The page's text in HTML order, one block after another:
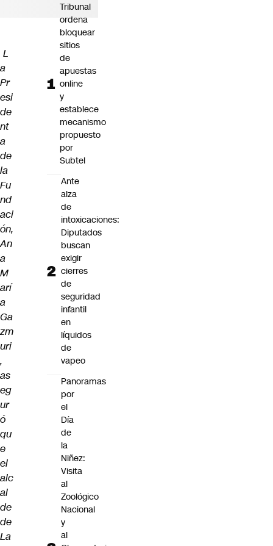
L
a
Pr
esi
de
nt
a
de
la
Fu
nd
aci
ón,
An
a
M
arí
a
Ga
zm
uri
,
as
eg
ur
ó
qu
e
el
alc
al
de
de
La
Tribunal
ordena
bloquear
sitios
de
apuestas
online
y
establece
mecanismo
propuesto
por
Subtel
Ante
alza
de
intoxicaciones:
Diputados
buscan
exigir
cierres
de
seguridad
infantil
en
líquidos
de
vapeo
Panoramas
por
el
Día
de
la
Niñez:
Visita
al
Zoológico
Nacional
y
al